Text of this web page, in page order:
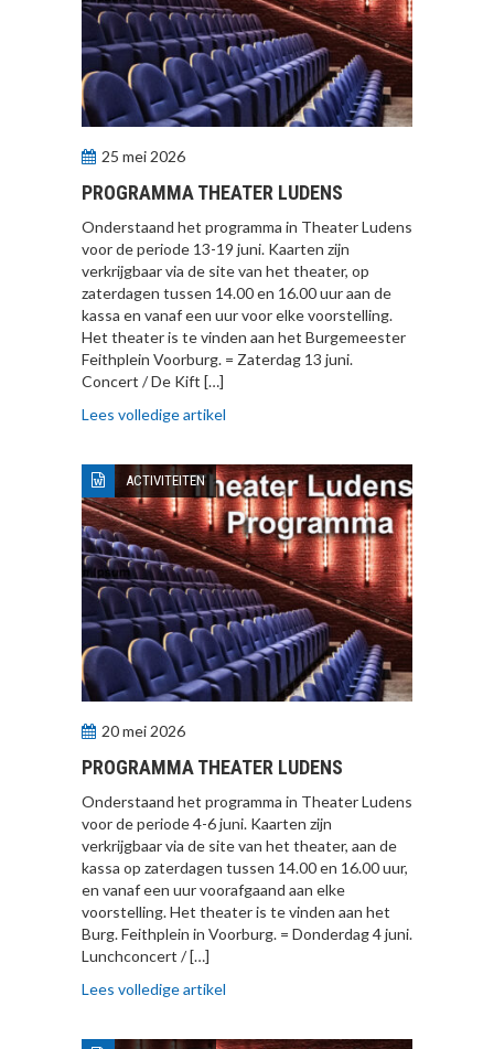
25 mei 2026
PROGRAMMA THEATER LUDENS
Onderstaand het programma in Theater Ludens
voor de periode 13-19 juni. Kaarten zijn
verkrijgbaar via de site van het theater, op
zaterdagen tussen 14.00 en 16.00 uur aan de
kassa en vanaf een uur voor elke voorstelling.
Het theater is te vinden aan het Burgemeester
Feithplein Voorburg. = Zaterdag 13 juni.
Concert / De Kift […]
Lees volledige artikel
ACTIVITEITEN
20 mei 2026
PROGRAMMA THEATER LUDENS
Onderstaand het programma in Theater Ludens
voor de periode 4-6 juni. Kaarten zijn
verkrijgbaar via de site van het theater, aan de
kassa op zaterdagen tussen 14.00 en 16.00 uur,
en vanaf een uur voorafgaand aan elke
voorstelling. Het theater is te vinden aan het
Burg. Feithplein in Voorburg. = Donderdag 4 juni.
Lunchconcert / […]
Lees volledige artikel